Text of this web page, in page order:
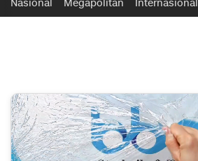
Nasional Megapolitan Internasional